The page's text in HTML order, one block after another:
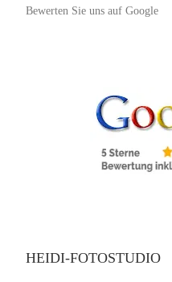
Bewerten Sie uns auf Google
HEIDI-FOTOSTUDIO